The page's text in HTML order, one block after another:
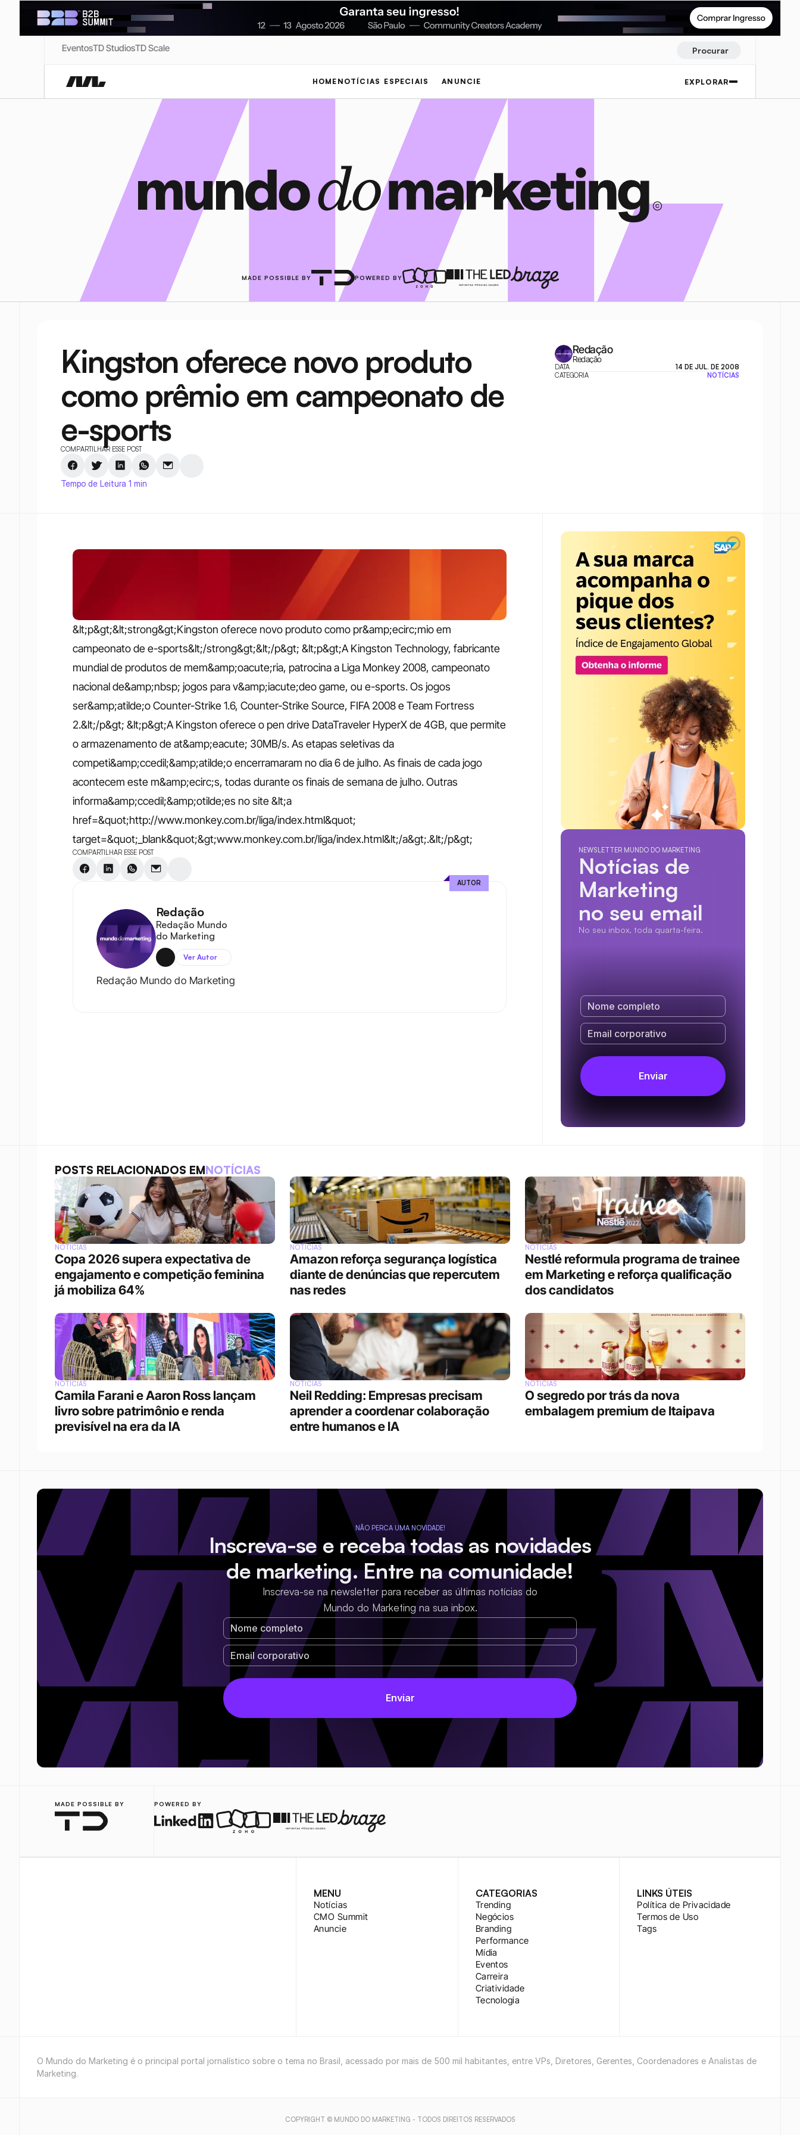
EventosTD StudiosTD Scale Procurar
HOME NOTÍCIAS ESPECIAIS ANUNCIE EXPLORAR
MADE POSSIBLE BY POWERED BY
Kingston oferece novo produto
como prêmio em campeonato de
e-sports
COMPARTILHAR ESSE POST
Tempo de Leitura 1 min
Redação
Redação
DATA
14 DE JUL. DE 2008
CATEGORIA
NOTÍCIAS
&lt;p&gt;&lt;strong&gt;Kingston oferece novo produto como pr&amp;ecirc;mio em
campeonato de e-sports&lt;/strong&gt;&lt;/p&gt; &lt;p&gt;A Kingston Technology, fabricante
mundial de produtos de mem&amp;oacute;ria, patrocina a Liga Monkey 2008, campeonato
nacional de&amp;nbsp; jogos para v&amp;iacute;deo game, ou e-sports. Os jogos
ser&amp;atilde;o Counter-Strike 1.6, Counter-Strike Source, FIFA 2008 e Team Fortress
2.&lt;/p&gt; &lt;p&gt;A Kingston oferece o pen drive DataTraveler HyperX de 4GB, que permite
o armazenamento de at&amp;eacute; 30MB/s. As etapas seletivas da
competi&amp;ccedil;&amp;atilde;o encerramaram no dia 6 de julho. As finais de cada jogo
acontecem este m&amp;ecirc;s, todas durante os finais de semana de julho. Outras
informa&amp;ccedil;&amp;otilde;es no site &lt;a
href=&quot;http://www.monkey.com.br/liga/index.html&quot;
target=&quot;_blank&quot;&gt;www.monkey.com.br/liga/index.html&lt;/a&gt;.&lt;/p&gt;
COMPARTILHAR ESSE POST
Redação
Redação Mundo
do Marketing
Ver Autor
Redação Mundo do Marketing
AUTOR
NEWSLETTER MUNDO DO MARKETING
Notícias de
Marketing
no seu email
No seu inbox, toda quarta-feira.
POSTS RELACIONADOS EMNOTÍCIAS
NOTÍCIAS
Copa 2026 supera expectativa de
engajamento e competição feminina
já mobiliza 64%
NOTÍCIAS
Amazon reforça segurança logística
diante de denúncias que repercutem
nas redes
NOTÍCIAS
Nestlé reformula programa de trainee
em Marketing e reforça qualificação
dos candidatos
NOTÍCIAS
Camila Farani e Aaron Ross lançam
livro sobre patrimônio e renda
previsível na era da IA
NOTÍCIAS
Neil Redding: Empresas precisam
aprender a coordenar colaboração
entre humanos e IA
NOTÍCIAS
O segredo por trás da nova
embalagem premium de Itaipava
NÃO PERCA UMA NOVIDADE!
Inscreva-se e receba todas as novidades
de marketing. Entre na comunidade!
Inscreva-se na newsletter para receber as últimas notícias do
Mundo do Marketing na sua inbox.
MADE POSSIBLE BY POWERED BY
MENU
Notícias
CMO Summit
Anuncie
CATEGORIAS
Trending
Negócios
Branding
Performance
Mídia
Eventos
Carreira
Criatividade
Tecnologia
LINKS ÚTEIS
Política de Privacidade
Termos de Uso
Tags
O Mundo do Marketing é o principal portal jornalístico sobre o tema no Brasil, acessado por mais de 500 mil habitantes, entre VPs, Diretores, Gerentes, Coordenadores e Analistas de
Marketing.
COPYRIGHT © MUNDO DO MARKETING - TODOS DIREITOS RESERVADOS